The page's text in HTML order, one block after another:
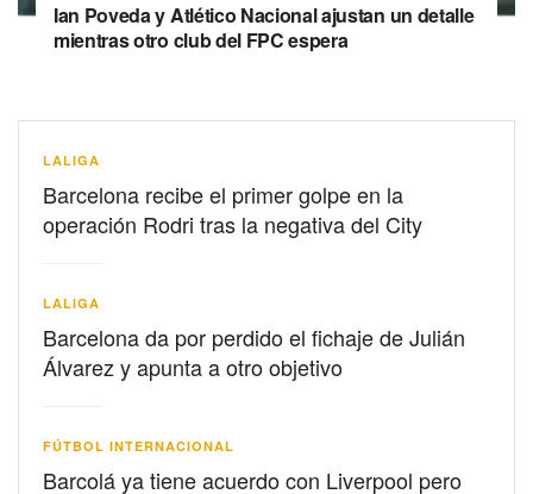
Ian Poveda y Atlético Nacional ajustan un detalle
mientras otro club del FPC espera
LALIGA
Barcelona recibe el primer golpe en la
operación Rodri tras la negativa del City
LALIGA
Barcelona da por perdido el fichaje de Julián
Álvarez y apunta a otro objetivo
FÚTBOL INTERNACIONAL
Barcolá ya tiene acuerdo con Liverpool pero